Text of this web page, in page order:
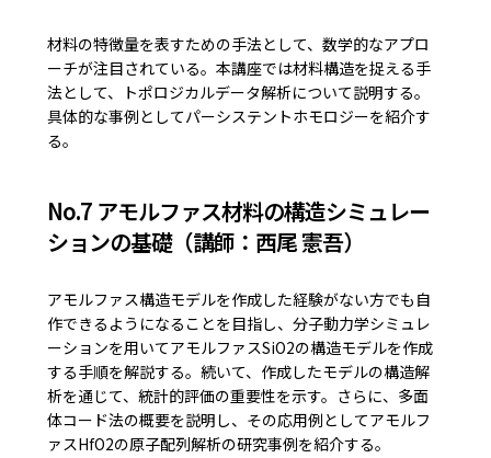
材料の特徴量を表すための手法として、数学的なアプロ
ーチが注目されている。本講座では材料構造を捉える手
法として、トポロジカルデータ解析について説明する。
具体的な事例としてパーシステントホモロジーを紹介す
る。
No.7 アモルファス材料の構造シミュレー
ションの基礎（講師：西尾 憲吾）
アモルファス構造モデルを作成した経験がない方でも自
作できるようになることを目指し、分子動力学シミュレ
ーションを用いてアモルファスSiO2の構造モデルを作成
する手順を解説する。続いて、作成したモデルの構造解
析を通じて、統計的評価の重要性を示す。さらに、多面
体コード法の概要を説明し、その応用例としてアモルフ
ァスHfO2の原子配列解析の研究事例を紹介する。